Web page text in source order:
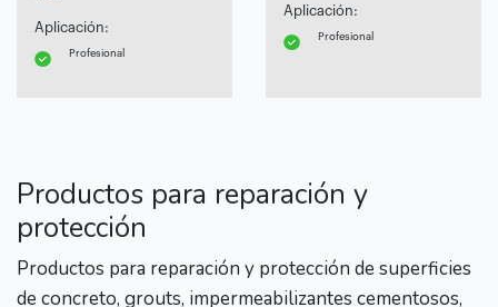
Aplicación:
Profesional
Aplicación:
Profesional
Productos para reparación y
protección
Productos para reparación y protección de superficies
de concreto, grouts, impermeabilizantes cementosos,